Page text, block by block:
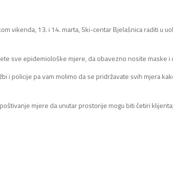
vikenda, 13. i 14. marta, Ski-centar Bjelašnica raditi u
sve epidemiološke mjere, da obavezno nosite maske i
i policije pa vam molimo da se pridržavate svih mjera
mjere da unutar prostorije mogu biti četiri